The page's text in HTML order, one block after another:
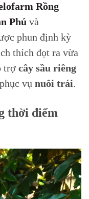
Rồng
Phú và
phun định kỳ
thích đọt ra vừa
trợ cây sầu riêng
vụ nuôi trái.
thời điểm